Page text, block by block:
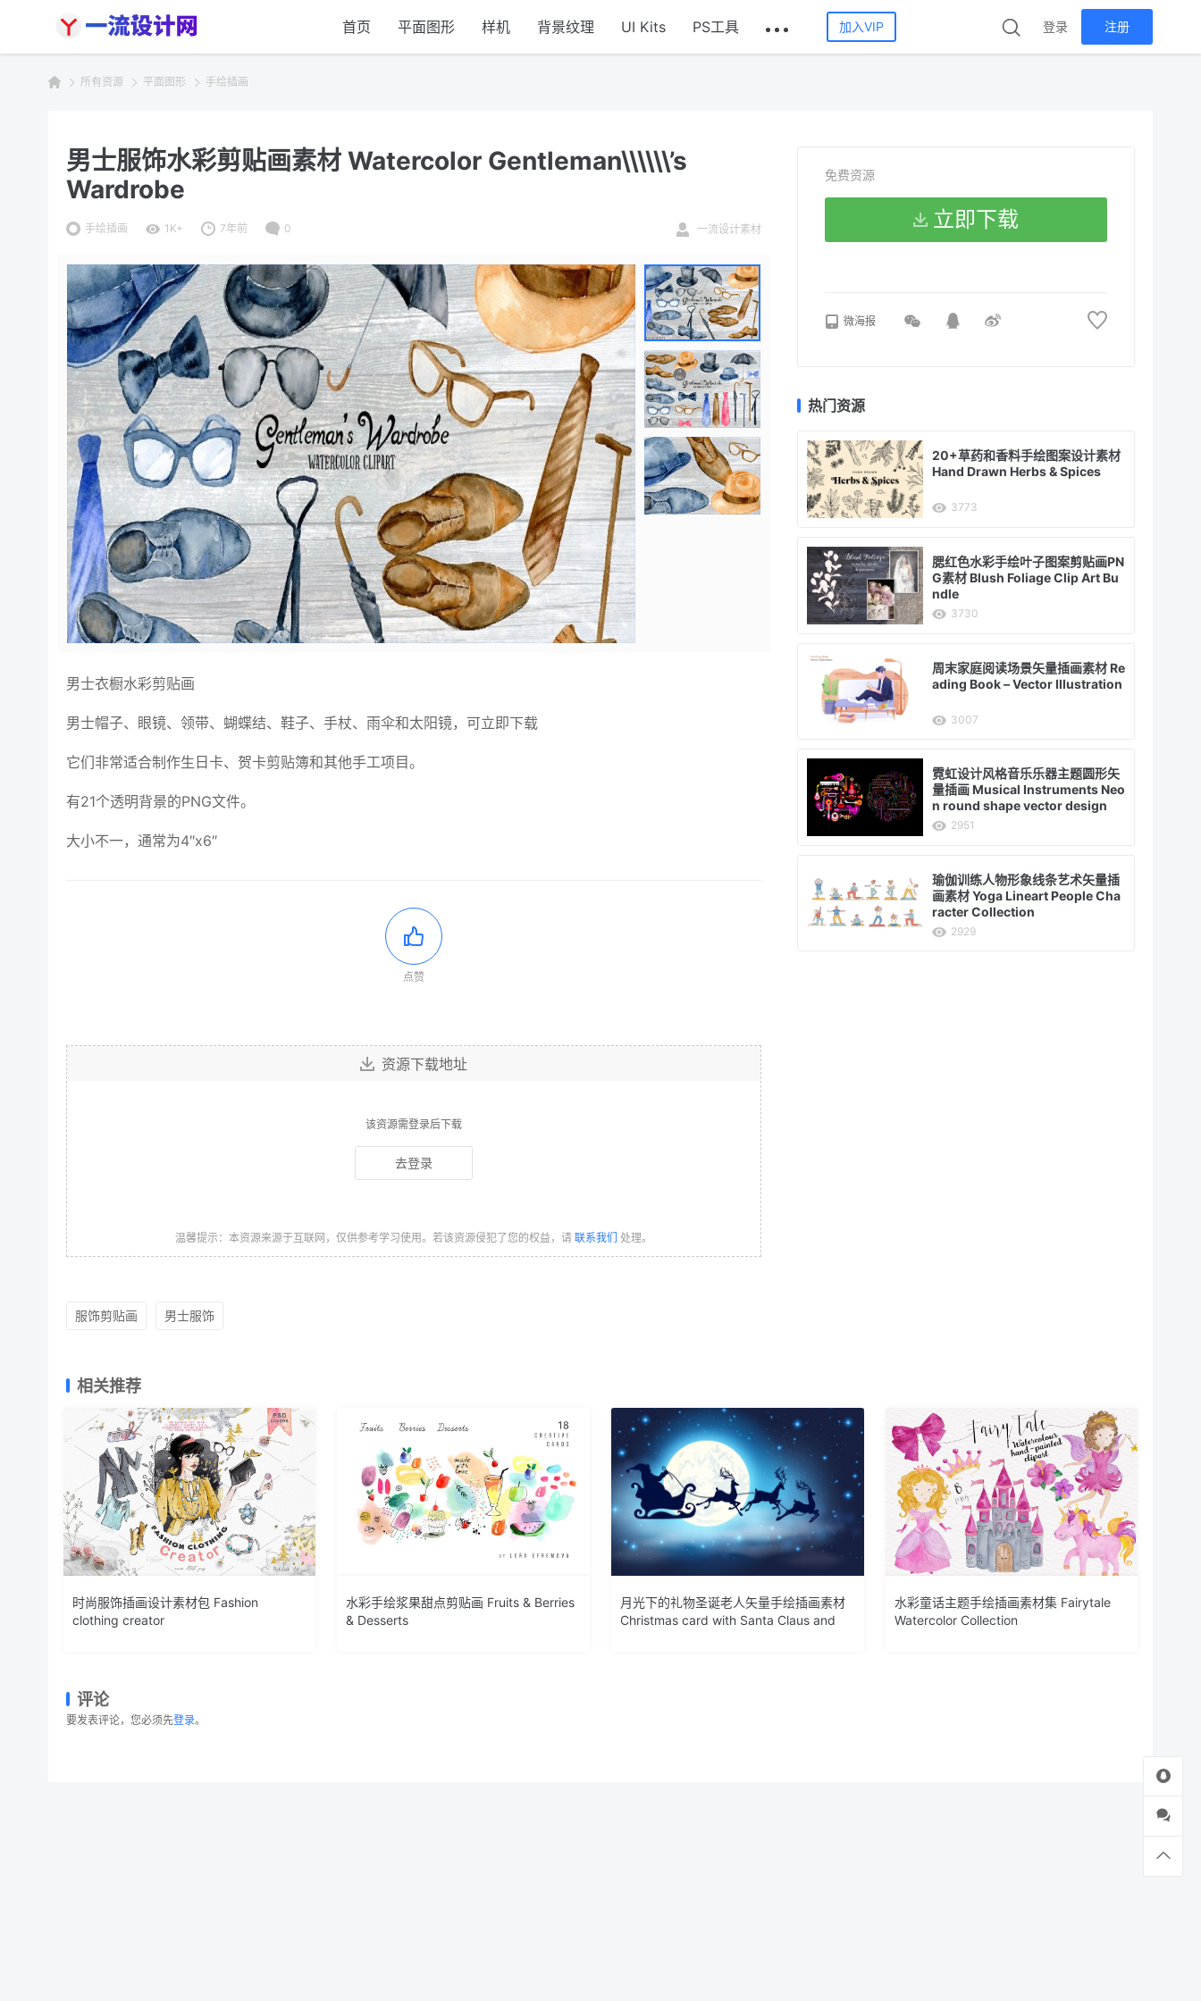
首页 平面图形 样机 背景纹理 UI Kits PS工具 加入VIP 登录 注册
所有资源 平面图形 手绘插画
男士服饰水彩剪贴画素材 Watercolor Gentleman\\\\\\’s
Wardrobe
手绘插画 1K+ 7年前 0 一流设计素材
男士衣橱水彩剪贴画
男士帽子、眼镜、领带、蝴蝶结、鞋子、手杖、雨伞和太阳镜，可立即下载
它们非常适合制作生日卡、贺卡剪贴簿和其他手工项目。
有21个透明背景的PNG文件。
大小不一，通常为4″x6″
点赞
资源下载地址
该资源需登录后下载
去登录
温馨提示：本资源来源于互联网，仅供参考学习使用。若该资源侵犯了您的权益，请 联系我们 处理。
免费资源
立即下载
微海报
热门资源
20+草药和香料手绘图案设计素材
Hand Drawn Herbs & Spices
3773
腮红色水彩手绘叶子图案剪贴画PN
G素材 Blush Foliage Clip Art Bu
ndle
3730
周末家庭阅读场景矢量插画素材 Re
ading Book – Vector Illustration
3007
霓虹设计风格音乐乐器主题圆形矢
量插画 Musical Instruments Neo
n round shape vector design
2951
瑜伽训练人物形象线条艺术矢量插
画素材 Yoga Lineart People Cha
racter Collection
2929
服饰剪贴画 男士服饰
相关推荐
时尚服饰插画设计素材包 Fashion
clothing creator
水彩手绘浆果甜点剪贴画 Fruits & Berries
& Desserts
月光下的礼物圣诞老人矢量手绘插画素材
Christmas card with Santa Claus and
水彩童话主题手绘插画素材集 Fairytale
Watercolor Collection
评论
要发表评论，您必须先登录。